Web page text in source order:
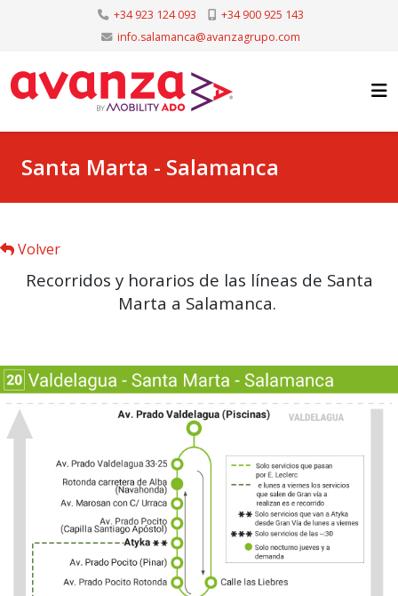
+34 923 124 093
+34 900 925 143
info.salamanca@avanzagrupo.com
Santa Marta - Salamanca
Volver
Recorridos y horarios de las líneas de Santa
Marta a Salamanca.